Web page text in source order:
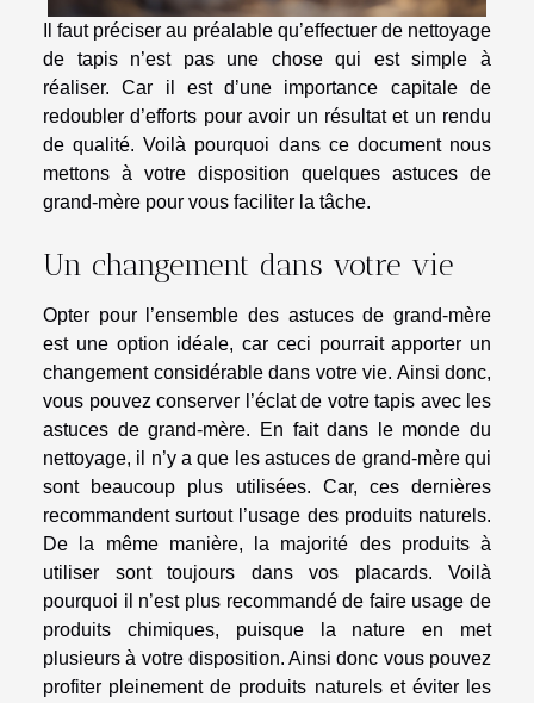
Il faut préciser au préalable qu’effectuer de nettoyage
de tapis n’est pas une chose qui est simple à
réaliser. Car il est d’une importance capitale de
redoubler d’efforts pour avoir un résultat et un rendu
de qualité. Voilà pourquoi dans ce document nous
mettons à votre disposition quelques astuces de
grand-mère pour vous faciliter la tâche.
Un changement dans votre vie
Opter pour l’ensemble des astuces de grand-mère
est une option idéale, car ceci pourrait apporter un
changement considérable dans votre vie. Ainsi donc,
vous pouvez conserver l’éclat de votre tapis avec les
astuces de grand-mère. En fait dans le monde du
nettoyage, il n’y a que les astuces de grand-mère qui
sont beaucoup plus utilisées. Car, ces dernières
recommandent surtout l’usage des produits naturels.
De la même manière, la majorité des produits à
utiliser sont toujours dans vos placards. Voilà
pourquoi il n’est plus recommandé de faire usage de
produits chimiques, puisque la nature en met
plusieurs à votre disposition. Ainsi donc vous pouvez
profiter pleinement de produits naturels et éviter les